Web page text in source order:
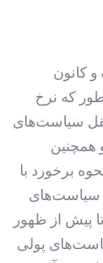
کانون
که نرخ
سیاست‌های
همچنین
برخورد با
سیاست‌های
پیش از ظهور
پولی